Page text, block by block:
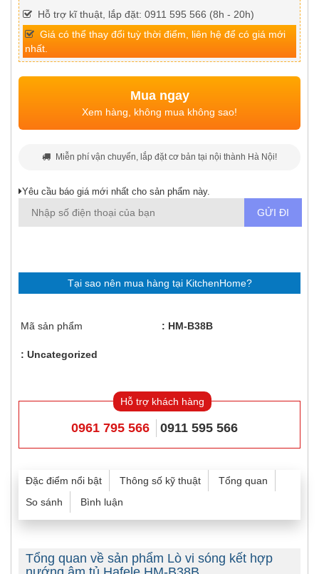
Hỗ trợ kĩ thuật, lắp đặt: 0911 595 566 (8h - 20h)
Giá có thể thay đổi tuỳ thời điểm, liên hệ để có giá mới
nhất.
Mua ngay
Xem hàng, không mua không sao!
Miễn phí vận chuyển, lắp đặt cơ bản tại nội thành Hà Nội!
Yêu cầu báo giá mới nhất cho sản phẩm này.
Tại sao nên mua hàng tại KitchenHome?
Mã sản phẩm HM-B38B
Uncategorized
Hỗ trợ khách hàng
0961 795 566 0911 595 566
Đặc điểm nổi bật Thông số kỹ thuật
Tổng quan
So sánh
Bình luận
Tổng quan về sản phẩm Lò vi sóng kết hợp